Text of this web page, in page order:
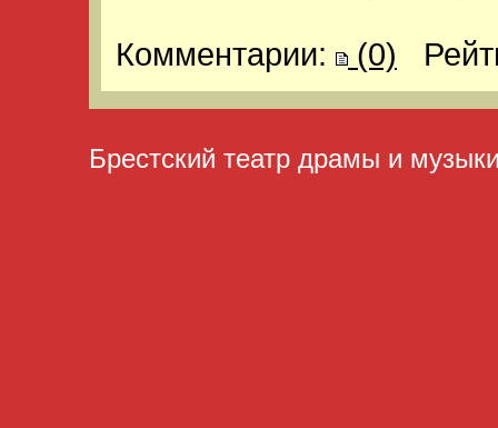
Комментарии: (0)
Брестский театр драмы и